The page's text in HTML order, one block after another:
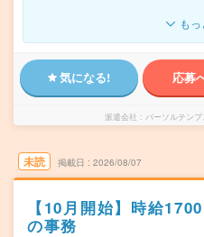
も
気になる! 応募
派遣会社 パーソルテン
未読 掲載日 2026/08/07
【10月開始】時給
の事務